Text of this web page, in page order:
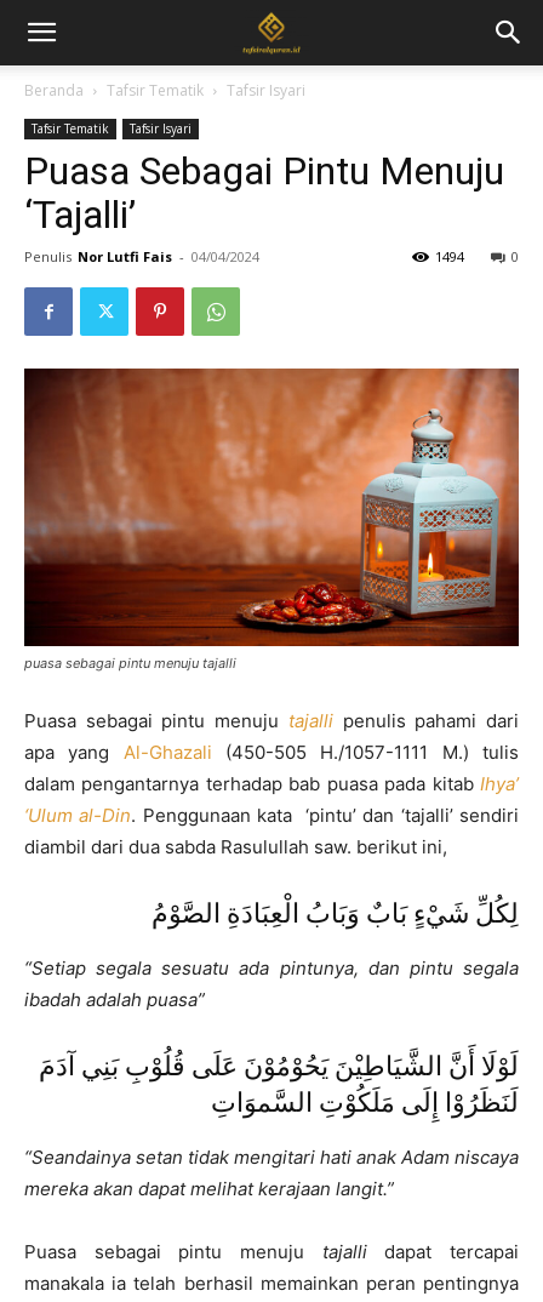
Beranda Tafsir Tematik Tafsir Isyari
Tafsir Tematik Tafsir Isyari
Puasa Sebagai Pintu Menuju
‘Tajalli’
Penulis Nor Lutfi Fais - 04/04/2024 0
1494
puasa sebagai pintu menuju tajalli
Puasa sebagai pintu menuju tajallipenulis pahami dari
apa yang Al-Ghazali (450-505 H./1057-1111 M.) tulis
dalam pengantarnya terhadap bab puasa pada kitab Ihya’
‘Ulum al-Din. Penggunaan kata ‘pintu’ dan ‘tajalli’ sendiri
diambil dari dua sabda Rasulullah saw. berikut ini,
لِكُلِّ شَيْءٍ بَابٌ وَبَابُ الْعِبَادَةِ الصَّوْمُ
“Setiap segala sesuatu ada pintunya, dan pintu segala
ibadah adalah puasa”
لَوْلَا أَنَّ الشَّيَاطِيْنَ يَحُوْمُوْنَ عَلَى قُلُوْبِ بَنِي آدَمَ
لَنَظَرُوْا إِلَى مَلَكُوْتِ السَّموَاتِ
“Seandainya setan tidak mengitari hati anak Adam niscaya
mereka akan dapat melihat kerajaan langit.”
Puasa sebagai pintu menuju tajallidapat tercapai
manakala ia telah berhasil memainkan peran pentingnya